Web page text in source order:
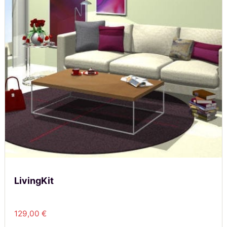
LivingKit
129,00 €